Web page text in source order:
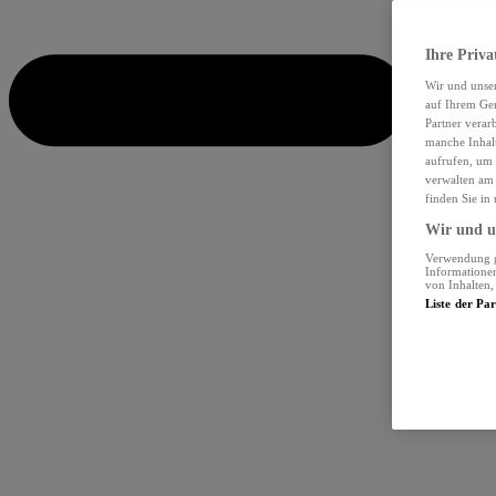
Ihre
Wir und
auf Ihrem
Partner
manche
aufrufen, um
verwalten
finden Sie in
Wir und
Verwendung
von Inhalten,
Liste der